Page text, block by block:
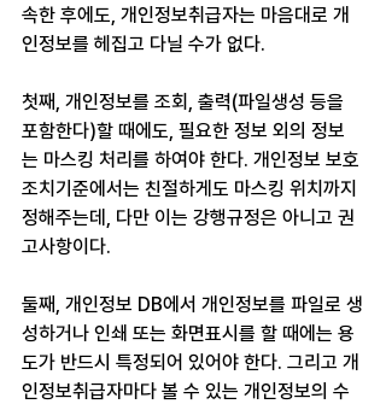
속한 후에도, 개인정보취급자는 마음대로 개
인정보를 헤집고 다닐 수가 없다.
첫째, 개인정보를 조회, 출력(파일생성 등을
포함한다)할 때에도, 필요한 정보 외의 정보
는 마스킹 처리를 하여야 한다. 개인정보 보호
조치기준에서는 친절하게도 마스킹 위치까지
정해주는데, 다만 이는 강행규정은 아니고 권
고사항이다.
둘째, 개인정보 DB에서 개인정보를 파일로 생
성하거나 인쇄 또는 화면표시를 할 때에는 용
도가 반드시 특정되어 있어야 한다. 그리고 개
인정보취급자마다 볼 수 있는 개인정보의 수